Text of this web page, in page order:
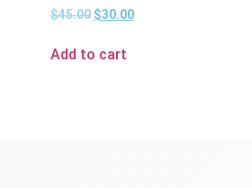
$45.00 $30.00
Add to cart